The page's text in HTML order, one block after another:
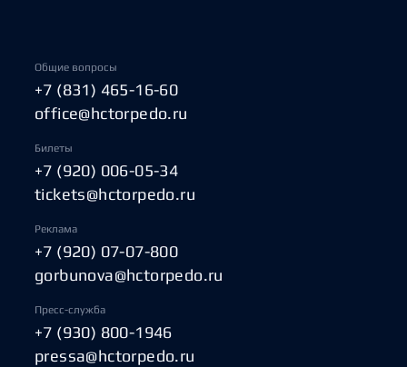
Общие вопросы
+7 (831) 465-16-60
office@hctorpedo.ru
Билеты
+7 (920) 006-05-34
tickets@hctorpedo.ru
Реклама
+7 (920) 07-07-800
gorbunova@hctorpedo.ru
Пресс-служба
+7 (930) 800-1946
pressa@hctorpedo.ru